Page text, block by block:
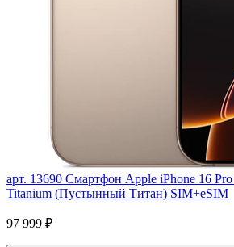
арт. 13690 Смартфон Apple iPhone 16
Titanium (Пустынный Титан) SIM+eSIM
97 999 ₽